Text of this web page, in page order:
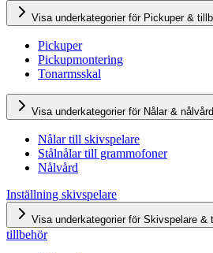
Visa underkategorier för Pickuper &
Pickuper
Pickupmontering
Tonarmsskal
Visa underkategorier för Nålar & nålvård
Nålar till skivspelare
Stålnålar till grammofoner
Nålvård
Inställning skivspelare
Visa underkategorier för Skivspelare &
tillbehör